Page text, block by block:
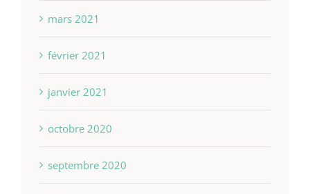
mars 2021
février 2021
janvier 2021
octobre 2020
septembre 2020